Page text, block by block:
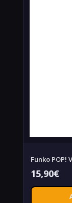
Funko POP!
15,90€